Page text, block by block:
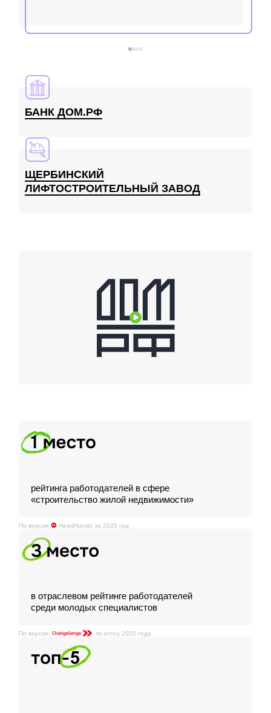
БАНК ДОМ.РФ
ЩЕРБИНСКИЙ
ЛИФТОСТРОИТЕЛЬНЫЙ ЗАВОД
рейтинга работодателей в сфере
«строительство жилой недвижимости»
По версии HeadHunter за 2025 год
в отраслевом рейтинге работодателей
среди молодых специалистов
По версии по итогу 2025 года